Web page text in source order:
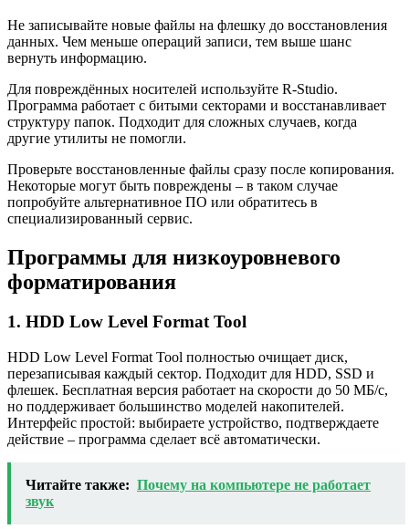
Не записывайте новые файлы на флешку до восстановления
данных. Чем меньше операций записи, тем выше шанс
вернуть информацию.
Для повреждённых носителей используйте R-Studio.
Программа работает с битыми секторами и восстанавливает
структуру папок. Подходит для сложных случаев, когда
другие утилиты не помогли.
Проверьте восстановленные файлы сразу после копирования.
Некоторые могут быть повреждены – в таком случае
попробуйте альтернативное ПО или обратитесь в
специализированный сервис.
Программы для низкоуровневого
форматирования
1. HDD Low Level Format Tool
HDD Low Level Format Tool полностью очищает диск,
перезаписывая каждый сектор. Подходит для HDD, SSD и
флешек. Бесплатная версия работает на скорости до 50 МБ/с,
но поддерживает большинство моделей накопителей.
Интерфейс простой: выбираете устройство, подтверждаете
действие – программа сделает всё автоматически.
Читайте также: Почему на компьютере не работает
звук